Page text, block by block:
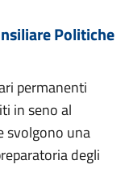
Politiche
permanenti
in seno al
svolgono una
degli